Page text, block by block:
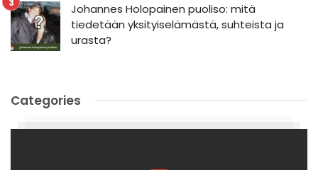
Johannes Holopainen puoliso: mitä
tiedetään yksityiselämästä, suhteista ja
urasta?
Categories